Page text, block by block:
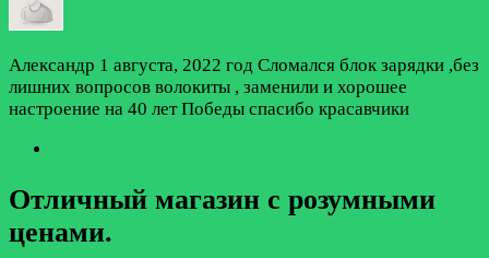
Александр 1 августа, 2022 год Сломался блок зарядки ,без
лишних вопросов волокиты , заменили и хорошее
настроение на 40 лет Победы спасибо красавчики
Отличный магазин с розумными
ценами.